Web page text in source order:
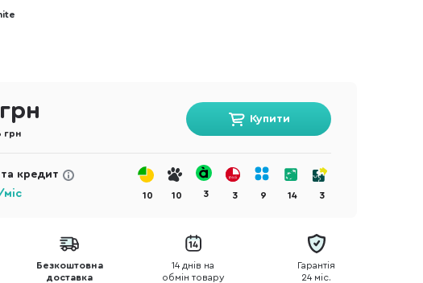
грн
Купити
кредит
міс 10 10 3 3 9 14 3
Безкоштовна
доставка
14 днів на
обмін товару
Гарантія
24 міс.